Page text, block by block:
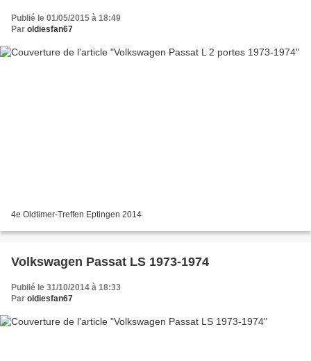
Publié le 01/05/2015 à 18:49
Par oldiesfan67
4e Oldtimer-Treffen Eptingen 2014
Volkswagen Passat LS 1973-1974
Publié le 31/10/2014 à 18:33
Par oldiesfan67